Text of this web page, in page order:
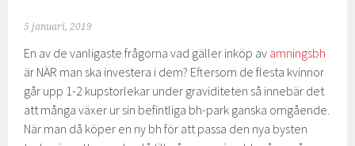
5 januari, 2019
En av de vanligaste frågorna vad gäller inköp av amningsbh
är NÄR man ska investera i dem? Eftersom de flesta kvinnor
går upp 1-2 kupstorlekar under graviditeten så innebär det
att många växer ur sin befintliga bh-park ganska omgående.
När man då köper en ny bh för att passa den nya bysten